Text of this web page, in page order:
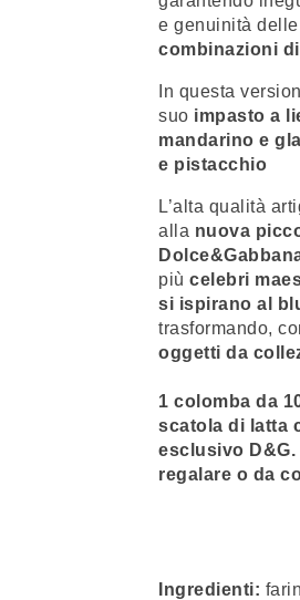
e genuinità
combinazioni
In questa
suo impasto a
mandarino e
e pistacchio
L’alta qualità
alla nuova
più celebri
si ispirano al
trasformando,
oggetti da
1 colomba da
scatola di latta
esclusivo D&G.
regalare o da
Ingredienti: